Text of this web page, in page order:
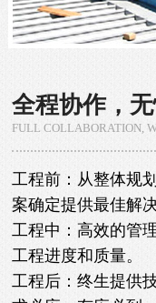
全程协作，
FULL COLLABORATION,
工程前：从整体规
案确定提供最佳解决
工程中：高效的管
工程进度和质量。
工程后：终生提供